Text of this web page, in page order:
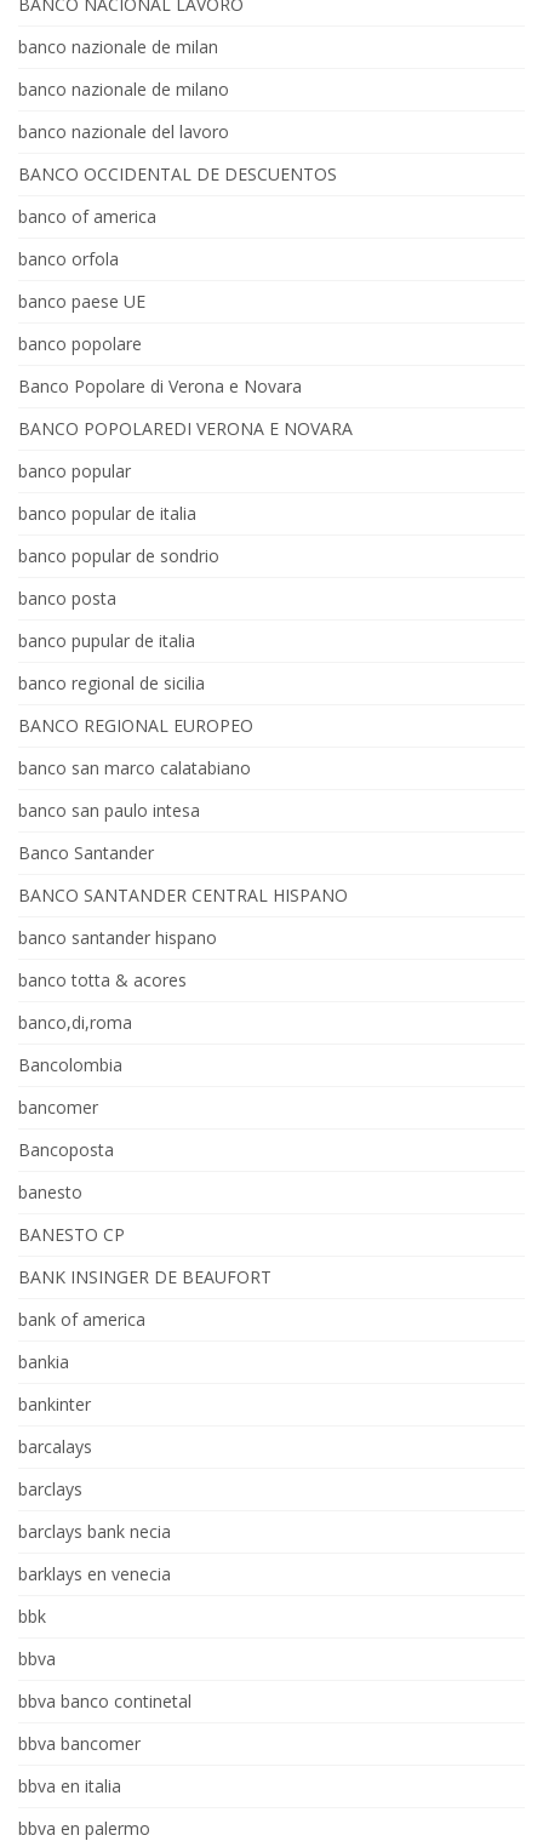
banco nazionale de milan
banco nazionale de milano
banco nazionale del lavoro
BANCO OCCIDENTAL DE DESCUENTOS
banco of america
banco orfola
banco paese UE
banco popolare
Banco Popolare di Verona e Novara
BANCO POPOLAREDI VERONA E NOVARA
banco popular
banco popular de italia
banco popular de sondrio
banco posta
banco pupular de italia
banco regional de sicilia
BANCO REGIONAL EUROPEO
banco san marco calatabiano
banco san paulo intesa
Banco Santander
BANCO SANTANDER CENTRAL HISPANO
banco santander hispano
banco totta & acores
banco,di,roma
Bancolombia
bancomer
Bancoposta
banesto
BANESTO CP
BANK INSINGER DE BEAUFORT
bank of america
bankia
bankinter
barcalays
barclays
barclays bank necia
barklays en venecia
bbk
bbva
bbva banco continetal
bbva bancomer
bbva en italia
bbva en palermo